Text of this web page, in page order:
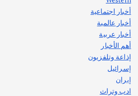
أخبار اجتماعية
أخبار عالمية
أخبار عربية
أهم الأخبار
إذاعة وتلفزيون
إسرائيل
إيران
ادب وتراث